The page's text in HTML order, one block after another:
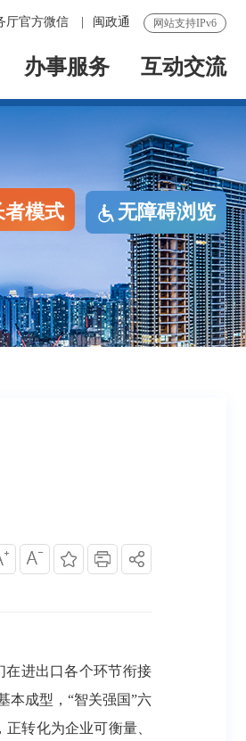
网站支持IPv6
厅官方微信 闽政通
办事服务 互动交流
者模式 无障碍浏览
进出口各个环节衔接
本成型，“智关强国”六
转化为企业可衡量、